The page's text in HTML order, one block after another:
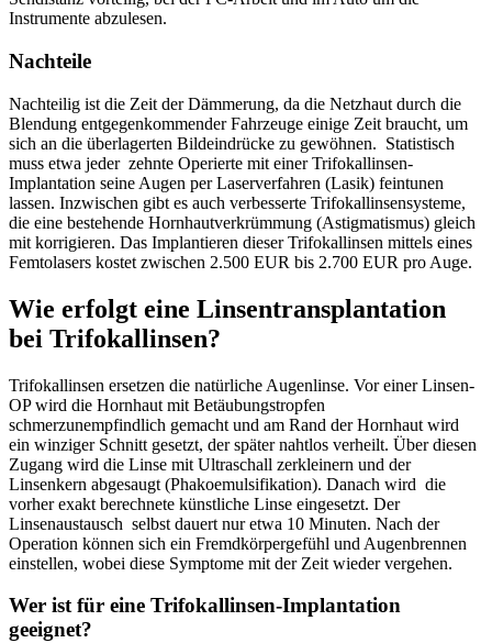
Instrumente abzulesen.
Nachteile
Nachteilig ist die Zeit der Dämmerung, da die Netzhaut durch die
Blendung entgegenkommender Fahrzeuge einige Zeit braucht, um
sich an die überlagerten Bildeindrücke zu gewöhnen. Statistisch
muss etwa jeder zehnte Operierte mit einer Trifokallinsen-
Implantation seine Augen per Laserverfahren (Lasik) feintunen
lassen. Inzwischen gibt es auch verbesserte Trifokallinsensysteme,
die eine bestehende Hornhautverkrümmung (Astigmatismus) gleich
mit korrigieren. Das Implantieren dieser Trifokallinsen mittels eines
Femtolasers kostet zwischen 2.500 EUR bis 2.700 EUR pro Auge.
Wie erfolgt eine Linsentransplantation
bei Trifokallinsen?
Trifokallinsen ersetzen die natürliche Augenlinse. Vor einer Linsen-
OP wird die Hornhaut mit Betäubungstropfen
schmerzunempfindlich gemacht und am Rand der Hornhaut wird
ein winziger Schnitt gesetzt, der später nahtlos verheilt. Über diesen
Zugang wird die Linse mit Ultraschall zerkleinern und der
Linsenkern abgesaugt (Phakoemulsifikation). Danach wird die
vorher exakt berechnete künstliche Linse eingesetzt. Der
Linsenaustausch selbst dauert nur etwa 10 Minuten. Nach der
Operation können sich ein Fremdkörpergefühl und Augenbrennen
einstellen, wobei diese Symptome mit der Zeit wieder vergehen.
Wer ist für eine Trifokallinsen-Implantation
geeignet?